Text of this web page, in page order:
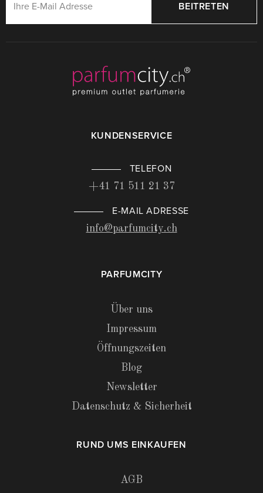
BEITRETEN
KUNDENSERVICE
TELEFON
+41 71 511 21 37
E-MAIL ADRESSE
info@parfumcity.ch
PARFUMCITY
Über uns
Impressum
Öffnungszeiten
Blog
Newsletter
Datenschutz & Sicherheit
RUND UMS EINKAUFEN
AGB